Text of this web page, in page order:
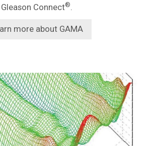
Gleason Connect®.
more about GAMA